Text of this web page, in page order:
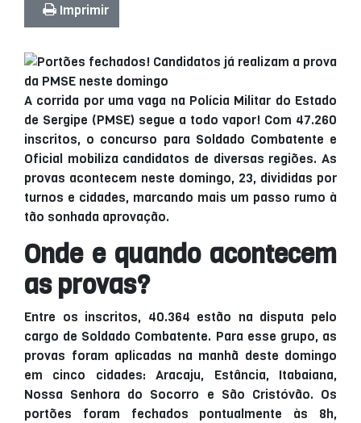
Imprimir
A corrida por uma vaga na Polícia Militar do Estado
de Sergipe (PMSE) segue a todo vapor! Com 47.260
inscritos, o concurso para Soldado Combatente e
Oficial mobiliza candidatos de diversas regiões. As
provas acontecem neste domingo, 23, divididas por
turnos e cidades, marcando mais um passo rumo à
tão sonhada aprovação.
Onde e quando acontecem
as provas?
Entre os inscritos, 40.364 estão na disputa pelo
cargo de Soldado Combatente. Para esse grupo, as
provas foram aplicadas na manhã deste domingo
em cinco cidades: Aracaju, Estância, Itabaiana,
Nossa Senhora do Socorro e São Cristóvão. Os
portões foram fechados pontualmente às 8h,